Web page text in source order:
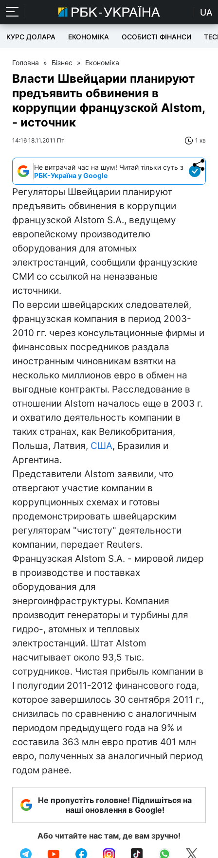
UA
КУРС ДОЛАРА ЕКОНОМІКА ОСОБИСТІ ФІНАНСИ
Головна » Бізнес » Економіка
Власти Швейцарии планируют
предъявить обвинения в
коррупции французской Alstom,
- источник
14:16 18.11.2011 Пт 1 хв
Не витрачай час на шум! Читай тільки суть з
РБК-Україна у Google
Регуляторы Швейцарии планируют
предъявить обвинения в коррупции
французской Alstom S.A., ведущему
европейскому производителю
оборудования для атомных
электростанций, сообщили французские
СМИ со ссылкой на неназваные
источники.
По версии швейцарских следователей,
французская компания в период 2003-
2010 гг. через консультационные фирмы и
финансовых посредников раздала
иностранным чиновникам взятки на
несколько миллионов евро в обмен на
выгодные контракты. Расследование в
отношении Alstom началось еще в 2003 г.
и охватило деятельность компании в
таких странах, как Великобритания,
Польша, Латвия, США, Бразилия и
Аргентина.
Представители Alstom заявили, что
отвергают участие компании в
коррупционных схемах и готовы
продемонстрировать швейцарским
регуляторам "чистоту" деятельности
компании, передает Reuters.
Французская Alstom S.A. - мировой лидер
в производстве и поставках
оборудования для
энергоинфраструктуры. Компания
производит генераторы и турбины для
гидро-, атомных и тепловых
электростанций. Штат Alstom
насчитывает около 93,5 тыс.
сотрудников. Чистая прибыль компании в
I полугодии 2011-2012 финансового года,
которое завершилось 30 сентября 2011 г.,
снизилась по сравнению с аналогичным
периодом предыдущего года на 9% и
составила 363 млн евро против 401 млн
евро, полученных за аналогичный период
годом ранее.
Не пропустіть головне! Підпишіться на
наші оновлення в Google!
Або читайте нас там, де вам зручно!